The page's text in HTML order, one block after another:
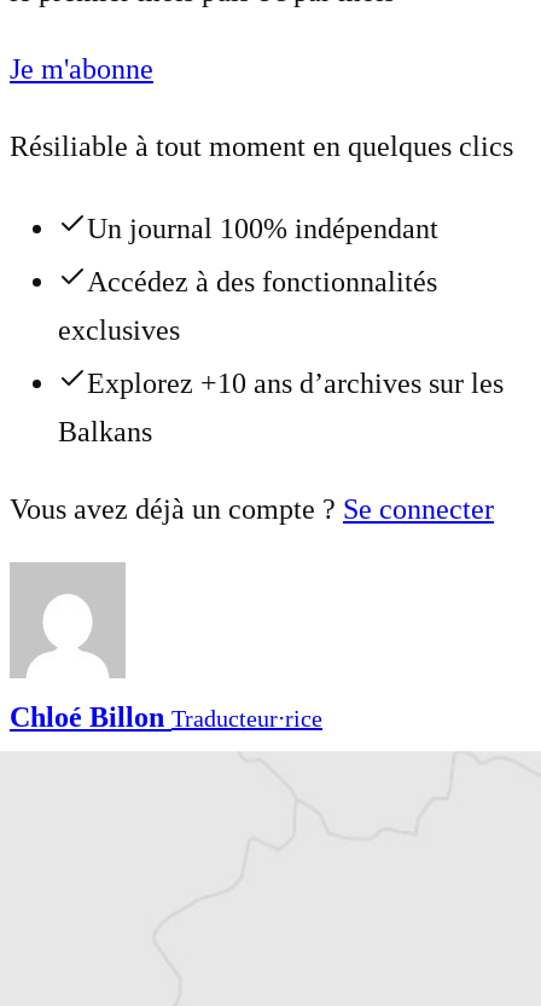
Je m'abonne
Résiliable à tout moment en quelques clics
Un journal 100% indépendant
Accédez à des fonctionnalités
exclusives
Explorez +10 ans d’archives sur les
Balkans
Vous avez déjà un compte ? Se connecter
Chloé Billon Traducteur⋅rice